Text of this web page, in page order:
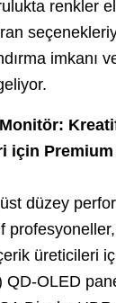
renkler
imkanı
için Premium
düzey
üreticileri
QD-OLED